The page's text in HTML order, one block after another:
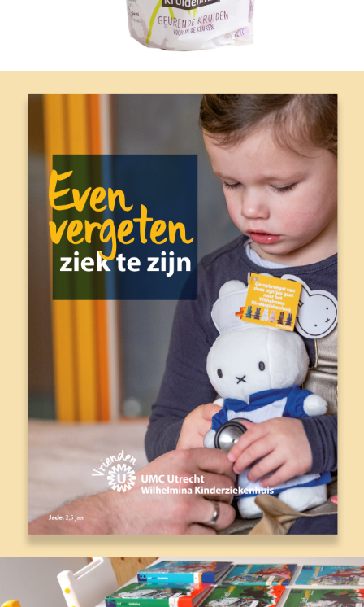
FOLDER VRIENDEN UMC UTRECHT